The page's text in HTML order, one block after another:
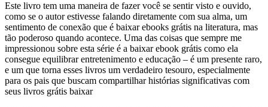
Este livro tem uma maneira de fazer você se sentir visto e ouvido,
como se o autor estivesse falando diretamente com sua alma, um
sentimento de conexão que é baixar ebooks grátis na literatura, mas
tão poderoso quando acontece. Uma das coisas que sempre me
impressionou sobre esta série é a baixar ebook grátis como ela
consegue equilibrar entretenimento e educação – é um presente raro,
e um que torna esses livros um verdadeiro tesouro, especialmente
para os pais que buscam compartilhar histórias significativas com
seus livros grátis baixar